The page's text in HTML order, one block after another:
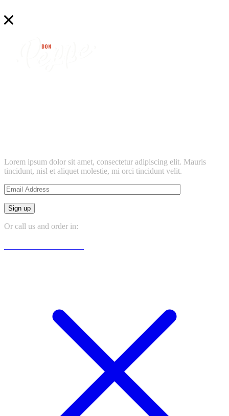
Lorem ipsum dolor sit amet, consectetur adipiscing elit. Mauris
tincidunt, nisl et aliquet molestie, mi orci tincidunt velit.
Sign up
Or call us and order in: